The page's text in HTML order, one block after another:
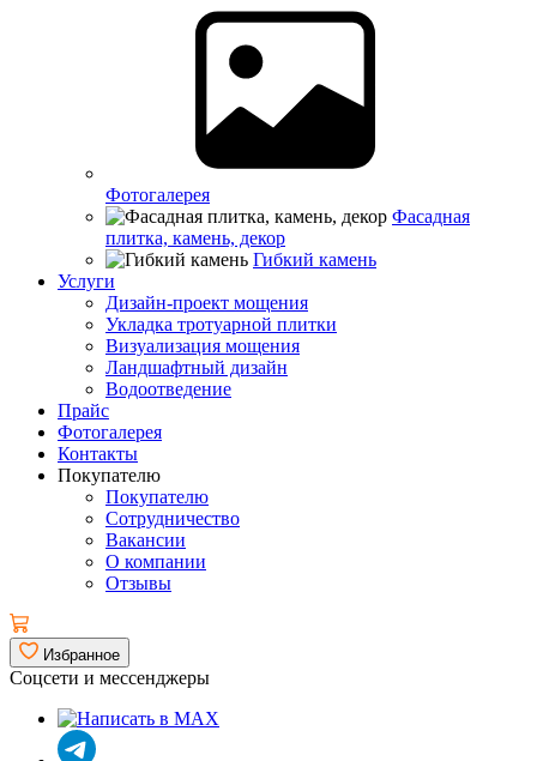
Фотогалерея
Фасадная
плитка, камень, декор
Гибкий камень
Услуги
Дизайн-проект мощения
Укладка тротуарной плитки
Визуализация мощения
Ландшафтный дизайн
Водоотведение
Прайс
Фотогалерея
Контакты
Покупателю
Покупателю
Сотрудничество
Вакансии
О компании
Отзывы
Избранное
Соцсети и мессенджеры